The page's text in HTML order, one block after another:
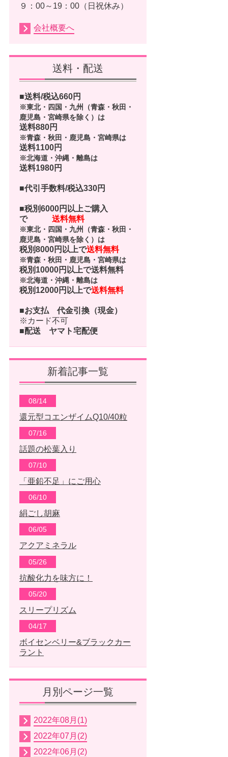
９：00～19：00（日祝休み）
会社概要へ
送料・配送
■送料/税込660円
※東北・四国・九州（青森・秋田・
鹿児島・宮崎県を除く）は
送料880円
※青森・秋田・鹿児島・宮崎県は
送料1100円
※北海道・沖縄・離島は
送料1980円
■代引手数料/税込330円
■税別6000円以上ご購入
で 送料無料
※東北・四国・九州（青森・秋田・
鹿児島・宮崎県を除く）は
税別8000円以上で送料無料
※青森・秋田・鹿児島・宮崎県は
税別10000円以上で送料無料
※北海道・沖縄・離島は
税別12000円以上で送料無料
■お支払 代金引換（現金）
※カード不可
■配送 ヤマト宅配便
新着記事一覧
08/14
還元型コエンザイムQ10/40粒
07/16
話題の松葉入り
07/10
「亜鉛不足」にご用心
06/10
絹ごし胡麻
06/05
アクアミネラル
05/26
抗酸化力を味方に！
05/20
スリープリズム
04/17
ボイセンベリー&ブラックカー
ラント
月別ページ一覧
2022年08月(1)
2022年07月(2)
2022年06月(2)